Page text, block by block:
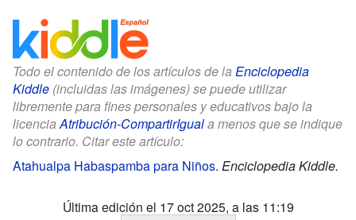
Todo el contenido de los artículos de la Enciclopedia
Kiddle (incluidas las imágenes) se puede utilizar
libremente para fines personales y educativos bajo la
licencia Atribución-CompartirIguala menos que se indique
lo contrario. Citar este artículo:
Atahualpa Habaspamba para Niños. Enciclopedia Kiddle.
Última edición el 17 oct 2025, a las 11:19